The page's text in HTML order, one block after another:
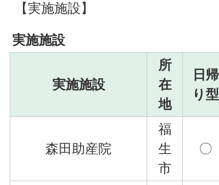
【実施施設】
実施施設
実施施設
所
在
地
日帰
り型
森田助産院
福
生
市
〇